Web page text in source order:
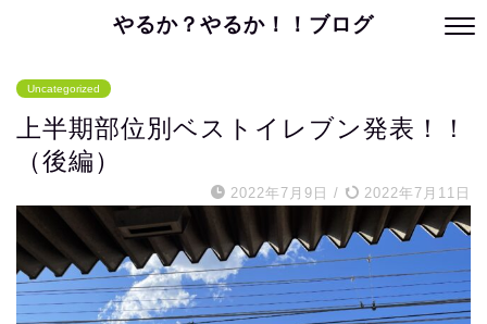
やるか？やるか！！ブログ
Uncategorized
上半期部位別ベストイレブン発表！！
（後編）
2022年7月9日 / 2022年7月11日